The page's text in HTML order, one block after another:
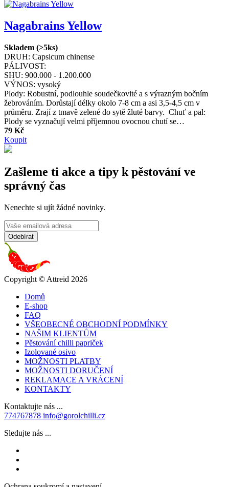
Nagabrains Yellow
Skladem (>5ks)
DRUH: Capsicum chinense
PÁLIVOST:
SHU: 900.000 - 1.200.000
VÝNOS: vysoký
Plody: Robustní, podlouhle soudečkovité a s výrazným bočním
žebrováním. Dorůstají délky okolo 7-8 cm a asi 3,5-4,5 cm v
průměru. Zrají z tmavě zelené do sytě žluté barvy. Chuť a pal:
Plody se vyznačují velmi příjemnou ovocnou chutí se…
79 Kč
Koupit
Zašleme ti akce a tipy k pěstování ve
správný čas
Nenechte si ujít žádné novinky.
Copyright © Attreid 2026
Domů
E-shop
FAQ
VŠEOBECNÉ OBCHODNÍ PODMÍNKY
NAŠIM KLIENTŮM
Pěstování chilli papriček
Izolované osivo
MOŽNOSTI PLATBY
MOŽNOSTI DORUČENÍ
REKLAMACE A VRÁCENÍ
KONTAKTY
Kontaktujte nás ...
774767878 info@gorolchilli.cz
Sledujte nás ...